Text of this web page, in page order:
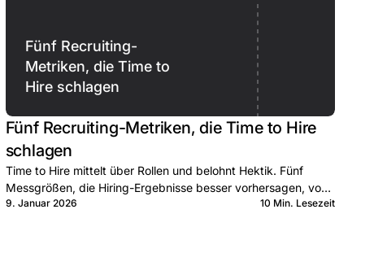
Fünf Recruiting-
Metriken, die Time to
Hire schlagen
Fünf Recruiting-Metriken, die Time to Hire
schlagen
Time to Hire mittelt über Rollen und belohnt Hektik. Fünf
Messgrößen, die Hiring-Ergebnisse besser vorhersagen, von
Lead bis Lag geordnet.
9. Januar 2026 10 Min. Lesezeit